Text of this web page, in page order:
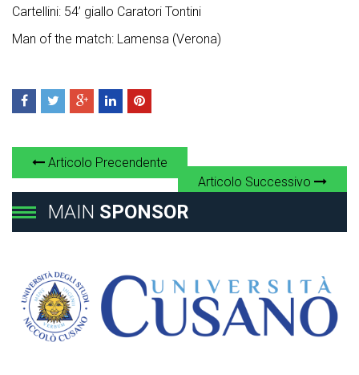
Cartellini: 54’ giallo Caratori Tontini
Man of the match: Lamensa (Verona)
Articolo Precendente
Articolo Successivo
MAIN SPONSOR